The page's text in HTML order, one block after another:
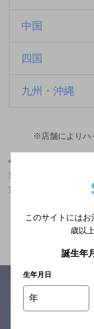
中国
四国
九州・沖縄
※店舗によりハ
渋谷駅(東京都)周辺
室あり/クーポンあり
このサイトにはお
歳以
誕生年
生年月日
年